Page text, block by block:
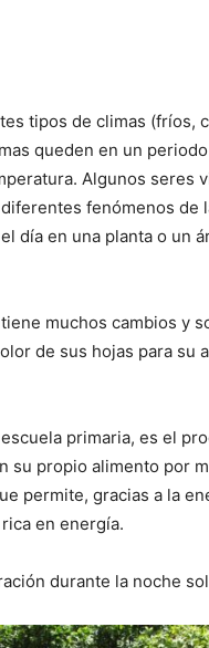
tipos de climas (fríos,
queden en un
Algunos seres
fenómenos de
día en una planta o un
muchos cambios y
de sus hojas para su
primaria, es el
su propio alimento por
permite, gracias a la
en energía.
durante la noche